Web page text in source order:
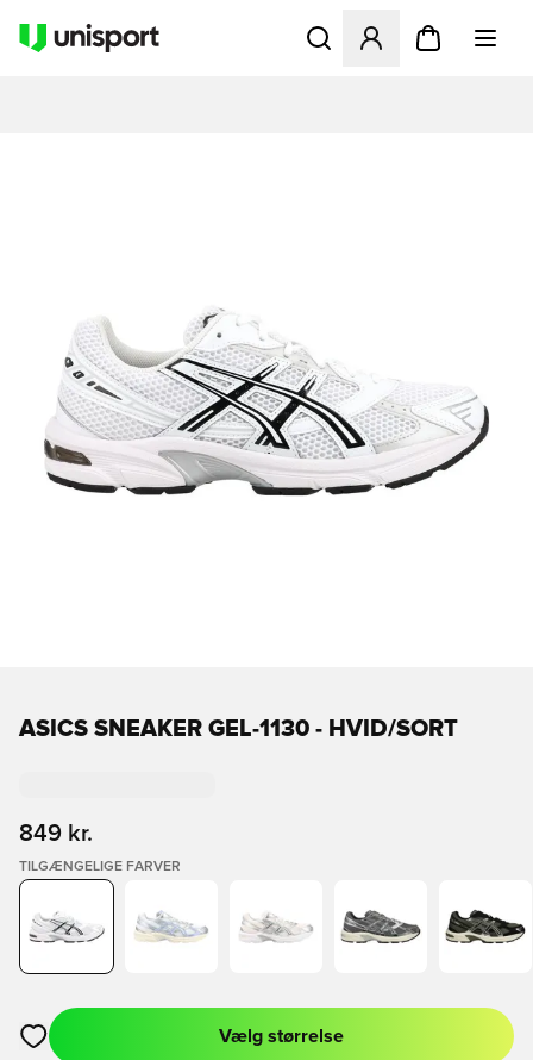
Åbner en Modal til at
ASICS SNEAKER GEL-1130 - HVID/SORT
849 kr.
TILGÆNGELIGE FARVER
Åbner en Modal til at logge ind eller tilmelde dig som medlem
Vælg størrelse